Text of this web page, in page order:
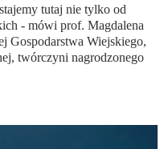
tutaj nie tylko od
- mówi prof. Magdalena
Gospodarstwa Wiejskiego,
twórczyni nagrodzonego